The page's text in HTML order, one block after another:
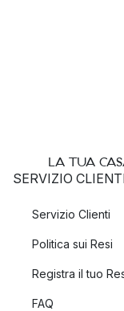
LA TUA
SERVIZIO
Servizio Clienti
Politica sui Resi
Registra il tuo
FAQ